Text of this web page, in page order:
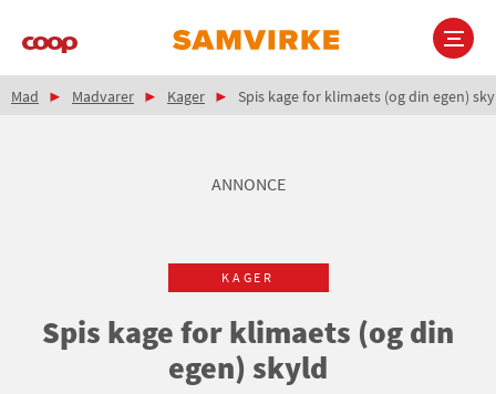
Main
Brødkrumme
Mad Madvarer Kager Spis kage for klimaets (og din egen)
ANNONCE
KAGER
Spis kage for klimaets (og din
egen) skyld